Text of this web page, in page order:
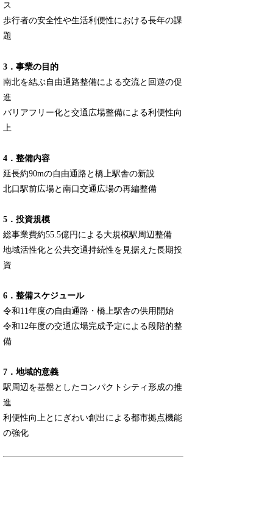
ス
歩行者の安全性や生活利便性における長年の課
題
3．事業の目的
南北を結ぶ自由通路整備による交流と回遊の促
進
バリアフリー化と交通広場整備による利便性向
上
4．整備内容
延長約90mの自由通路と橋上駅舎の新設
北口駅前広場と南口交通広場の再編整備
5．投資規模
総事業費約55.5億円による大規模駅周辺整備
地域活性化と公共交通持続性を見据えた長期投
資
6．整備スケジュール
令和11年度の自由通路・橋上駅舎の供用開始
令和12年度の交通広場完成予定による段階的整
備
7．地域的意義
駅周辺を基盤としたコンパクトシティ形成の推
進
利便性向上とにぎわい創出による都市拠点機能
の強化